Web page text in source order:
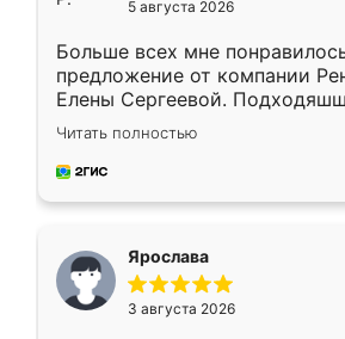
5 августа 2026
Больше всех мне
предложение от компании
Елены Сергеевой.
короткие сроки
для замера сотрудник
предложил по моему эскизу
Читать полностью
Ярослава
3 августа 2026